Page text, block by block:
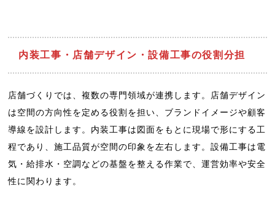
内装工事・店舗デザイン・設備工事の役割分担
店舗づくりでは、複数の専門領域が連携します。店舗デザイン
は空間の方向性を定める役割を担い、ブランドイメージや顧客
導線を設計します。内装工事は図面をもとに現場で形にする工
程であり、施工品質が空間の印象を左右します。設備工事は電
気・給排水・空調などの基盤を整える作業で、運営効率や安全
性に関わります。